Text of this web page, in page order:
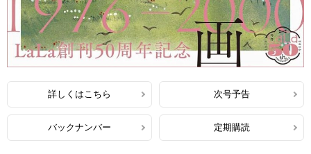
詳しくはこちら 次号予告
バックナンバー 定期購読